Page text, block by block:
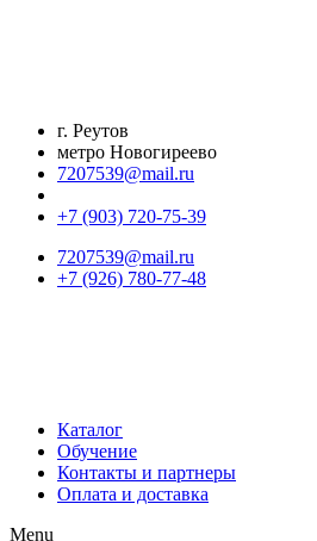
г. Реутов
метро Новогиреево
7207539@mail.ru
+7 (903) 720-75-39
7207539@mail.ru
+7 (926) 780-77-48
Каталог
Обучение
Контакты и партнеры
Оплата и доставка
Menu